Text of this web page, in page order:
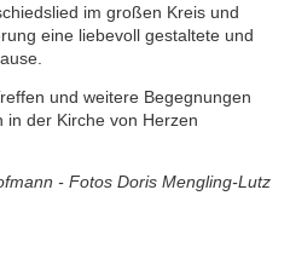
im großen Kreis und
eine liebevoll gestaltete und
und weitere Begegnungen
der Kirche von Herzen
- Fotos Doris Mengling-Lutz